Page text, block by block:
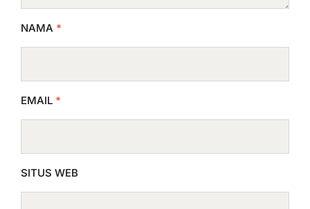
NAMA *
EMAIL *
SITUS WEB